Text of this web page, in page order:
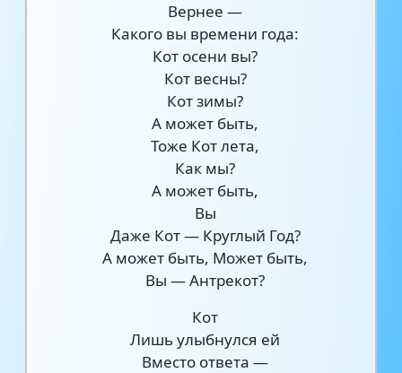
Вернее —
Какого вы времени года:
Кот осени вы?
Кот весны?
Кот зимы?
А может быть,
Тоже Кот лета,
Как мы?
А может быть,
Вы
Даже Кот — Круглый Год?
А может быть, Может быть,
Вы — Антрекот?
Кот
Лишь улыбнулся ей
Вместо ответа —